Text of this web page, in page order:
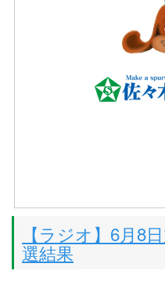
【ラジオ】6月8
選結果